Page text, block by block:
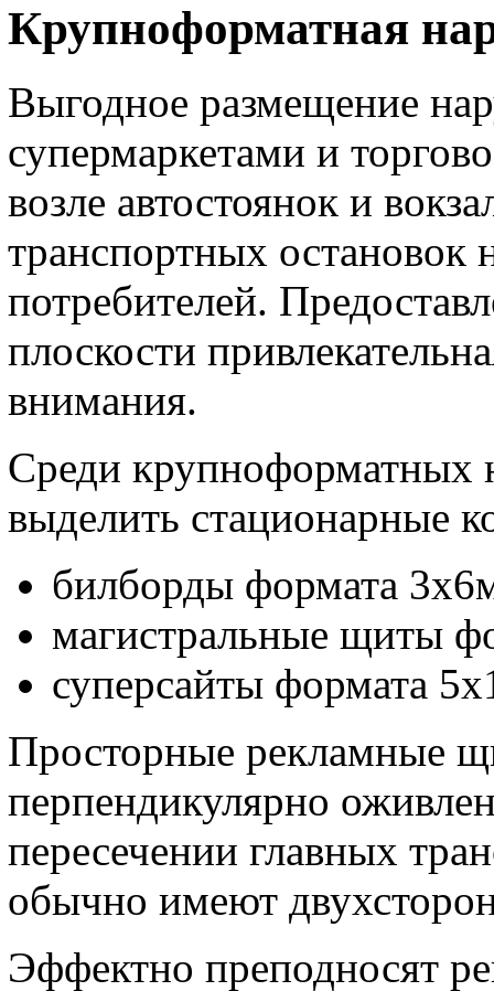
Крупноформатная
Выгодное размещение
супермаркетами и
возле автостоянок и
транспортных остановок
потребителей.
плоскости
внимания.
Среди крупноформатных
выделить стационарные
билборды формата
магистральные щиты
суперсайты формата
Просторные рекламные
перпендикулярно
пересечении главных
обычно имеют
Эффектно преподносят